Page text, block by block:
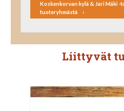
Koskenkorvan kylä & Jari Mäki -
tuoteryhmästä
Liittyvät